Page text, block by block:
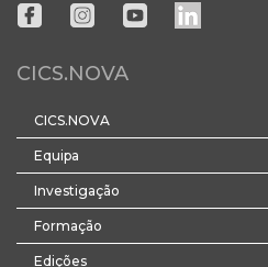
CICS.NOVA
CICS.NOVA
Equipa
Investigação
Formação
Edições